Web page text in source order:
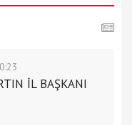
İL BAŞKANI